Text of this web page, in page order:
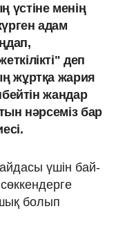
үстіне менің
адам
деп
жұртқа жария
жандар
нәрсеміз бар
үшін бай-
болып